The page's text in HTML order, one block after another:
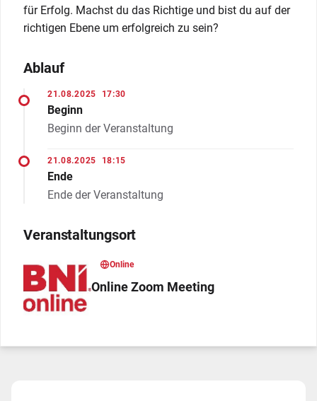
für Erfolg. Machst du das Richtige und bist du auf der
richtigen Ebene um erfolgreich zu sein?
Ablauf
21.08.2025 17:30
Beginn
Beginn der Veranstaltung
21.08.2025 18:15
Ende
Ende der Veranstaltung
Veranstaltungsort
Online
Online Zoom Meeting